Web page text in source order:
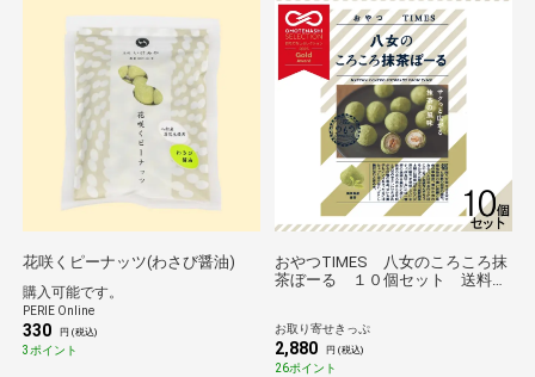
花咲くピーナッツ(わさび醤油)
購入可能です。
PERIE Online
330 円 (税込)
3ポイント
おやつTIMES 八女のころころ抹
茶ぼーる １０個セット 送料無
お取り寄せきっぷ
2,880 円 (税込)
26ポイント